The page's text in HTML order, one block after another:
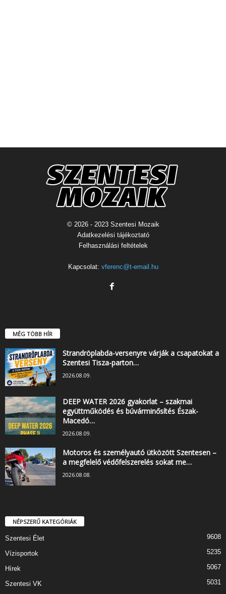
© 2026 - 2023 Szentesi Mozaik
Adatkezelési tájékoztató
Felhasználási feltételek
Kapcsolat: vferenc@t-email.hu
MÉG TÖBB HÍR
Strandröplabda-versenyre várják a csapatokat a
Szentesi Tisza-parton…
2026.08.09.
DEEP WATER 2026 gyakorlat – szakmai
együttműködés és búvárminősítés Észak-
Macedó…
2026.08.09.
Motoros és személyautó ütközött Szentesen –
a megfelelő védőfelszerelés sokat me…
2026.08.08.
NÉPSZERŰ KATEGÓRIÁK
Szentesi Élet 9608
Vízisportok 5235
Hírek 5067
Szentesi VK
5031